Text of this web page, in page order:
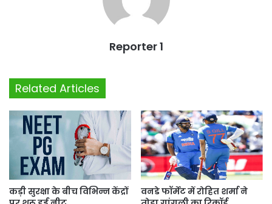
Reporter 1
Related Articles
कड़ी सुरक्षा के बीच विभिन्न केंद्रों
वनडे फॉर्मेट में रोहित शर्मा ने